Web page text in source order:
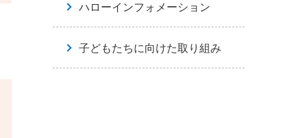
ハローインフォメーション
子どもたちに向けた取り組み